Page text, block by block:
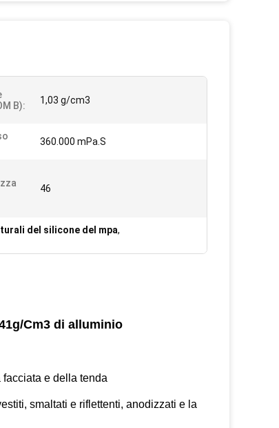
B):
1,03 g/cm3
360.000 mPa.S
46
del silicone del mpa,
Cm3 di alluminio
e della tenda
smaltati e riflettenti, anodizzati e la